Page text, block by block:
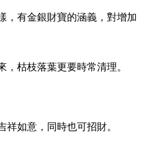
，有金銀財寶的涵義，對增加
枯枝落葉更要時常清理。
如意，同時也可招財。